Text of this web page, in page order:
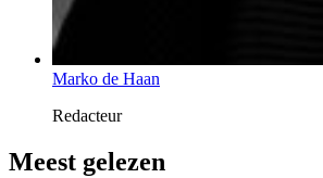
Marko de Haan
Redacteur
Meest gelezen